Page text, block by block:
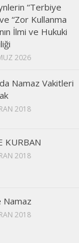
“Terbiye
ve “Zor Kullanma
İlmi ve Hukuki
2026
Namaz Vakitleri
2018
KURBAN
2018
Namaz
2018